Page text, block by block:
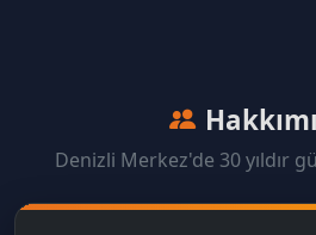
Denizli Merkez'de 30 yıldır